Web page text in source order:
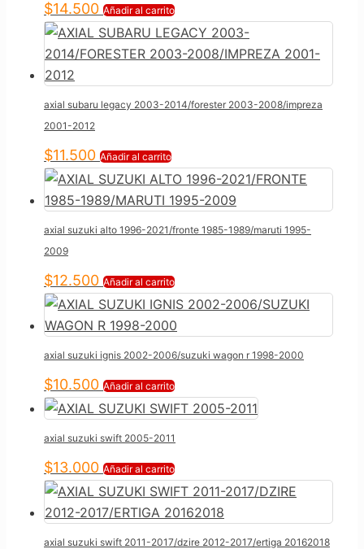
$14.500 Añadir al carrito
axial subaru legacy 2003-2014/forester 2003-2008/impreza
2001-2012
$11.500 Añadir al carrito
axial suzuki alto 1996-2021/fronte 1985-1989/maruti 1995-
2009
$12.500 Añadir al carrito
axial suzuki ignis 2002-2006/suzuki wagon r 1998-2000
$10.500 Añadir al carrito
axial suzuki swift 2005-2011
$13.000 Añadir al carrito
axial suzuki swift 2011-2017/dzire 2012-2017/ertiga 20162018